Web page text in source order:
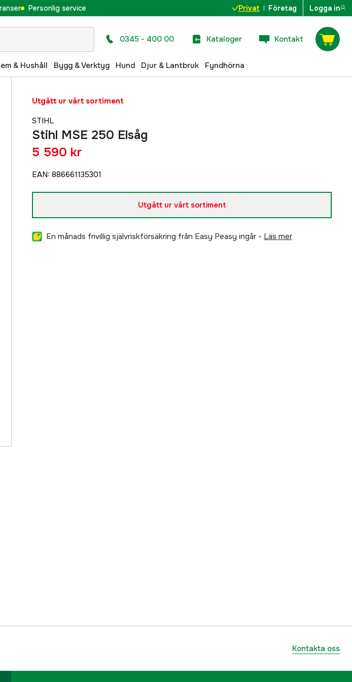
Personlig service Privat Företag Logga in
0345 - 400 00 Kataloger Kontakt
& Hushåll Bygg & Verktyg Hund Djur & Lantbruk Fyndhörna
Utgått ur vårt sortiment
STIHL
Stihl MSE 250 Elsåg
5 590 kr
EAN: 886661135301
Utgått ur vårt sortiment
En månads frivillig självriskförsäkring från Easy Peasy ingår - läs mer
Kontakta oss